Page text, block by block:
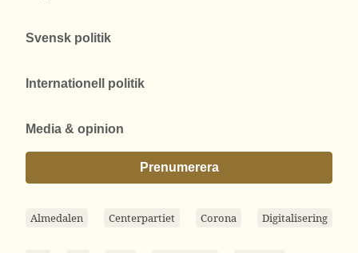
Svensk politik
Internationell politik
Media & opinion
Prenumerera
Almedalen Centerpartiet Corona Digitalisering